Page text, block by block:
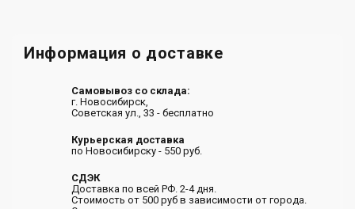
Информация о доставке
Самовывоз со склада:
г. Новосибирск,
Советская ул., 33 - бесплатно
Курьерская доставка
по Новосибирску - 550 руб.
СДЭК
Доставка по всей РФ. 2-4 дня.
Стоимость от 500 руб в зависимости от города.